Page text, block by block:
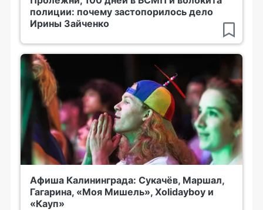
полиции: почему застопорилось дело
Ирины Зайченко
Афиша Калининграда: Сукачёв, Маршал,
Гагарина, «Моя Мишель», Xolidayboy и
«Кауп»